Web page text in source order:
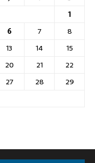
1
6 7
8
13 14
15
20 21
22
27 28
29